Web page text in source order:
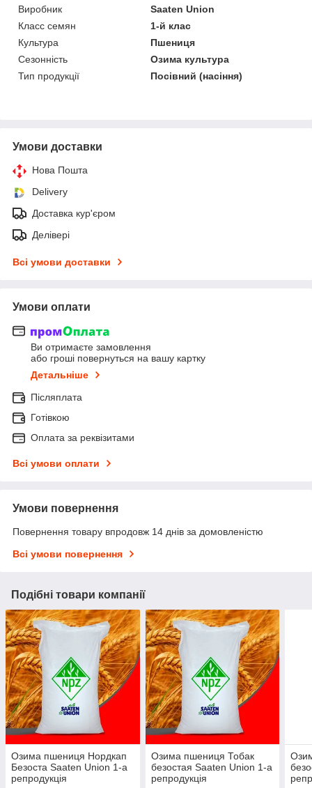
Виробник
Saaten Union
Класс семян
1-й клас
Культура
Пшениця
Сезонність
Озима культура
Тип продукції
Посівний (насіння)
Умови доставки
Нова Пошта
Delivery
Доставка кур'єром
Делівері
Всі умови доставки
Умови оплати
Ви отримаєте замовлення
або гроші повернуться на вашу картку
Детальніше
Післяплата
Готівкою
Оплата за реквізитами
Всі умови оплати
Умови повернення
Повернення товару впродовж 14 днів за домовленістю
Всі умови повернення
Подібні товари компанії
Озима пшениця Нордкап
Безоста Saaten Union 1-а
репродукція
Озима пшениця Тобак
безостая Saaten Union 1-а
репродукція